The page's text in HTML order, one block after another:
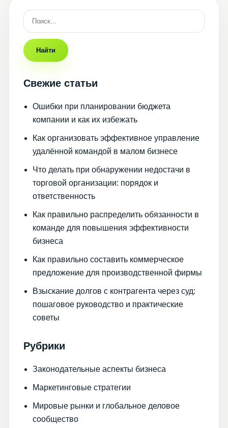
Найти
Свежие статьи
Ошибки при планировании бюджета
компании и как их избежать
Как организовать эффективное управление
удалённой командой в малом бизнесе
Что делать при обнаружении недостачи в
торговой организации: порядок и
ответственность
Как правильно распределить обязанности в
команде для повышения эффективности
бизнеса
Как правильно составить коммерческое
предложение для производственной фирмы
Взыскание долгов с контрагента через суд:
пошаговое руководство и практические
советы
Рубрики
Законодательные аспекты бизнеса
Маркетинговые стратегии
Мировые рынки и глобальное деловое
сообщество